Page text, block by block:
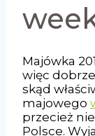
Majówka
więc
skąd
majowego
przecież
Polsce.